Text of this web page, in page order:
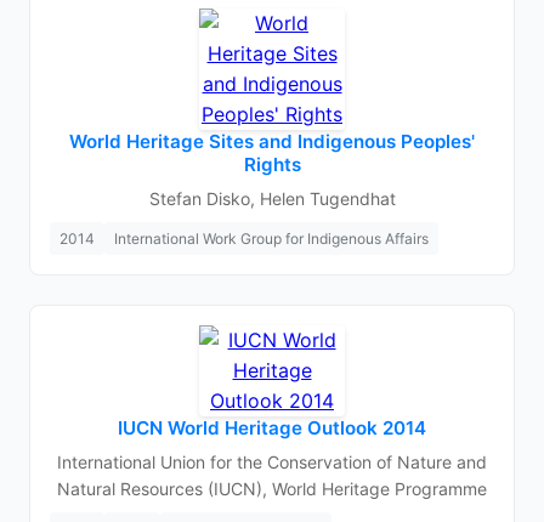
World Heritage Sites and Indigenous Peoples'
Rights
Stefan Disko, Helen Tugendhat
2014 International Work Group for Indigenous Affairs
IUCN World Heritage Outlook 2014
International Union for the Conservation of Nature and
Natural Resources (IUCN), World Heritage Programme